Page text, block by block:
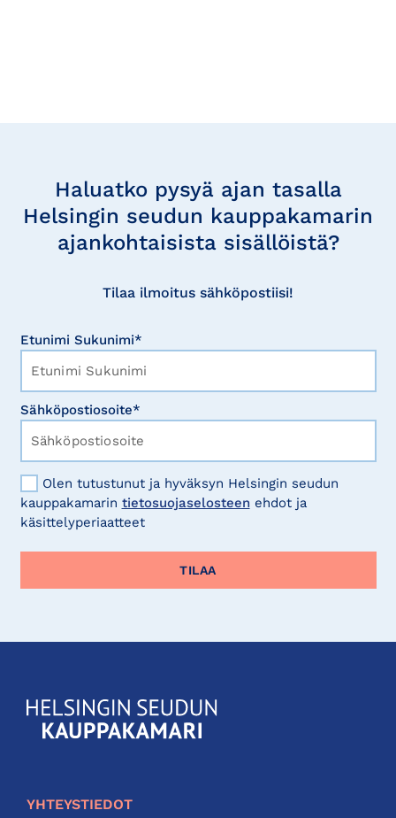
Haluatko pysyä ajan tasalla
Helsingin seudun kauppakamarin
ajankohtaisista sisällöistä?
Tilaa ilmoitus sähköpostiisi!
Etunimi Sukunimi*
Sähköpostiosoite*
Olen tutustunut ja hyväksyn Helsingin seudun
kauppakamarin tietosuojaselosteen ehdot ja
käsittelyperiaatteet
KauppakamariHelsingin
seudun
YHTEYSTIEDOT